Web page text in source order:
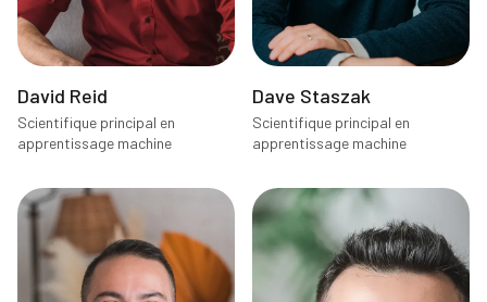
David Reid
Scientifique principal en
apprentissage machine
Dave Staszak
Scientifique principal en
apprentissage machine